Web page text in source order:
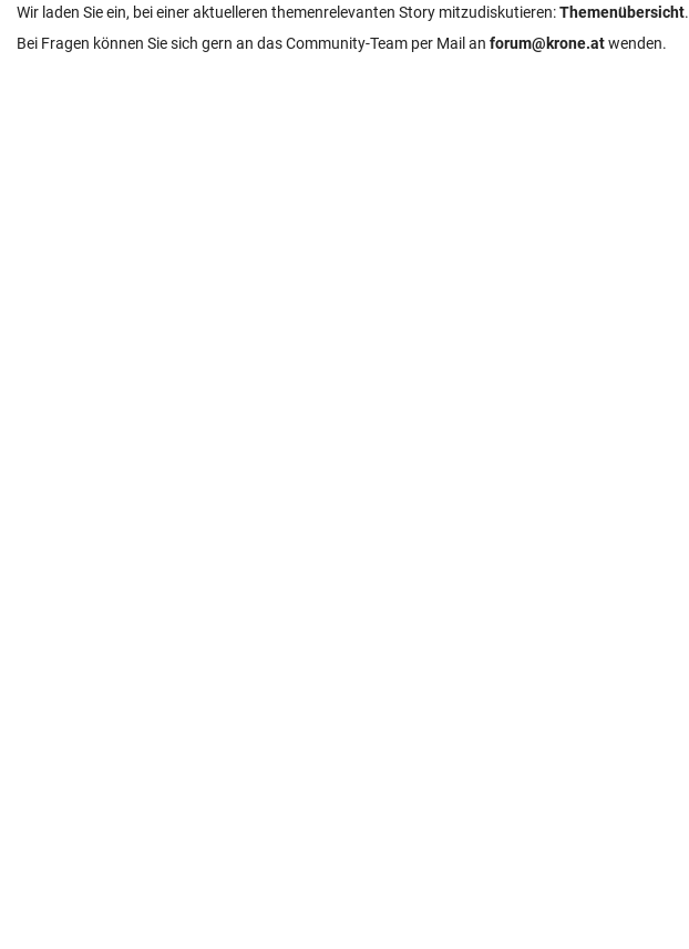
Wir laden Sie ein, bei einer aktuelleren themenrelevanten Story mitzudiskutieren:Themenübersicht.
Bei Fragen können Sie sich gern an das Community-Team per Mail an forum@krone.atwenden.